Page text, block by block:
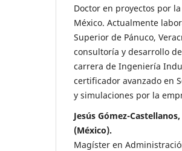
Doctor en proyectos por
México. Actualmente
Superior de Pánuco,
consultoría y desarrollo
carrera de Ingeniería
certificador avanzado en
y simulaciones por la
Jesús Gómez-
(México).
Magíster en